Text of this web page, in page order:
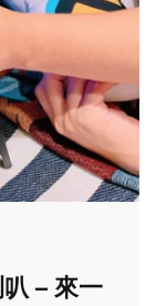
– 來一